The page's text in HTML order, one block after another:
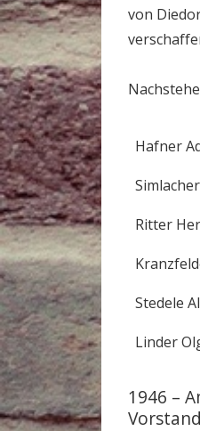
von
Hafner
Ritter
Stedele
Linder
1946 –